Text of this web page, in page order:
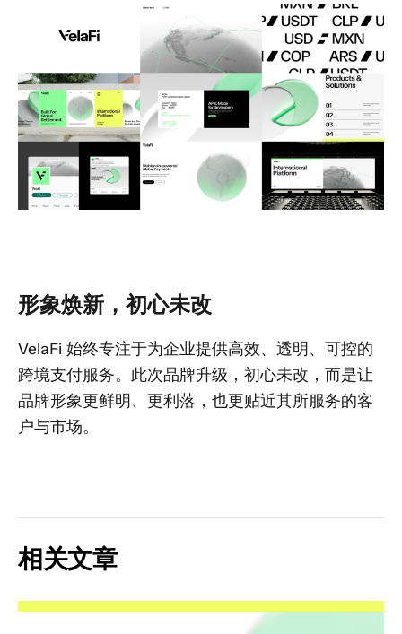
形象焕新，初心未改
VelaFi 始终专注于为企业提供高效、透明、可控的
跨境支付服务。此次品牌升级，初心未改，而是让
品牌形象更鲜明、更利落，也更贴近其所服务的客
户与市场。
相关文章